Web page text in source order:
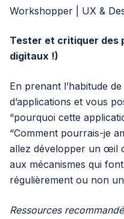
Workshopper | UX &
Tester et critiquer des
digitaux !)
En prenant l’habitude
d’applications et vous
“pourquoi cette
“Comment pourrais-je
allez développer un œil
aux mécanismes qui
régulièrement ou non
Ressources